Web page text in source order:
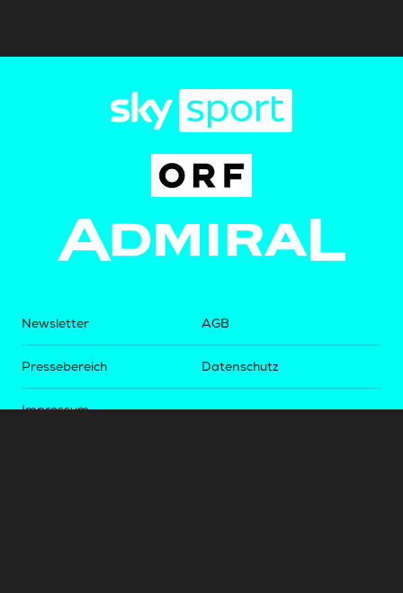
Newsletter
Pressebereich
Impressum
AGB
Datenschutz